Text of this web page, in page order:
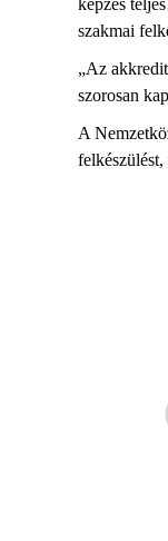
képzés
szakmai
„Az
szorosan
A